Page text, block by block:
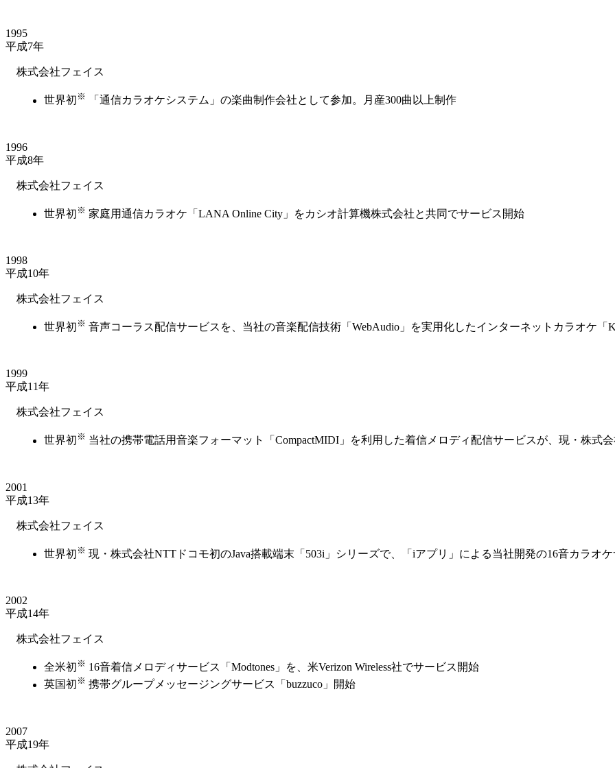
1995
平成7年
株式会社フェイス
世界初 ※ 「通信カラオケシステム」の楽曲制作会社として参加。月産300曲以上制作
1996
平成8年
株式会社フェイス
世界初 ※ 家庭用通信カラオケ「LANA Online City」をカシオ計算機株式会社と共同でサービス開始
1998
平成10年
株式会社フェイス
世界初 ※ 音声コーラス配信サービスを、当社の音楽配信技術「WebAudio」を実用化したインターネットカラオケ「
1999
平成11年
株式会社フェイス
世界初 ※ 当社の携帯電話用音楽フォーマット「CompactMIDI」を利用した着信メロディ配信サービスが、現・株式
2001
平成13年
株式会社フェイス
世界初 ※ 現・株式会社NTTドコモ初のJava搭載端末「503i」シリーズで、「iアプリ」による当社開発の16音カラオ
2002
平成14年
株式会社フェイス
全米初 ※ 16音着信メロディサービス「Modtones」を、米Verizon Wireless社でサービス開始
英国初 ※ 携帯グループメッセージングサービス「buzzuco」開始
2007
平成19年